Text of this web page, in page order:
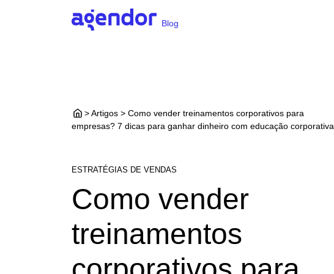
Blog
> Artigos > Como vender treinamentos corporativos para
empresas? 7 dicas para ganhar dinheiro com educação corporativa
ESTRATÉGIAS DE VENDAS
Como vender
treinamentos